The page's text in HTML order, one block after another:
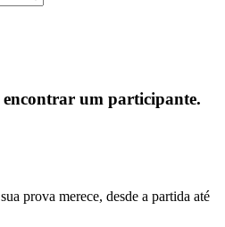
um participante.
prova merece, desde a partida até